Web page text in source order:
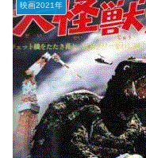
映画2021年